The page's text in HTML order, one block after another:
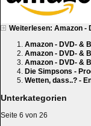
Weiterlesen: Amazon -
Amazon - DVD- &
Amazon - DVD- &
Amazon - DVD- &
Die Simpsons -
Wetten, dass..? -
Unterkategorien
Seite 6 von 26